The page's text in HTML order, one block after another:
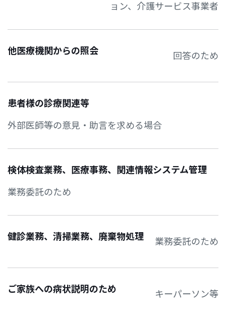
ョン、介護サービス事業者
他医療機関からの照会 回答のため
患者様の診療関連等
外部医師等の意見・助言を求める場合
検体検査業務、医療事務、関連情報システム管理
業務委託のため
健診業務、清掃業務、廃棄物処理 業務委託のため
ご家族への病状説明のため キーパーソン等